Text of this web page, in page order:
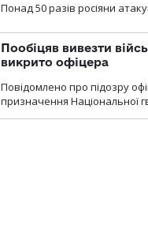
Понад 50 разів росіяни
Пообіцяв вивезти
викрито офіцера
Повідомлено про підозру
призначення Національної